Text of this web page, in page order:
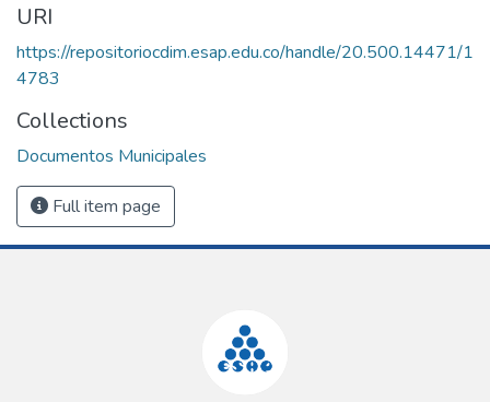
URI
https://repositoriocdim.esap.edu.co/handle/20.500.14471/1
4783
Collections
Documentos Municipales
Full item page